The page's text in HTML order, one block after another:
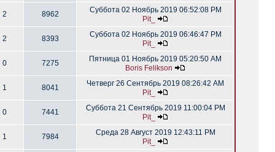
2 8962
Суббота 02 Ноябрь 2019 06:52:08 PM
Pit_
2 8393
Суббота 02 Ноябрь 2019 06:46:47 PM
Pit_
0 7275
Пятница 01 Ноябрь 2019 05:20:50 AM
Boris Felikson
1 8041
Четверг 26 Сентябрь 2019 08:26:42 AM
Pit_
0 7441
Суббота 21 Сентябрь 2019 11:00:04 PM
Pit_
1 7984
Среда 28 Август 2019 12:43:11 PM
Pit_